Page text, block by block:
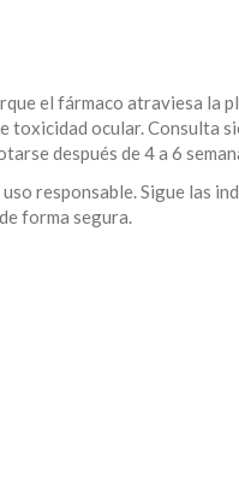
el fármaco atraviesa la
toxicidad ocular. Consulta
después de 4 a 6
responsable. Sigue las
forma segura.